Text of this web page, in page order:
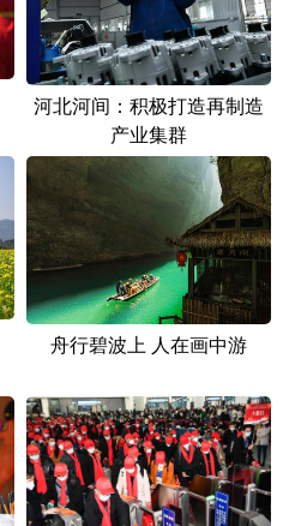
海南 重庆
云南 西藏
黑龙江
Français عربى
河北河间：积极打造再制造
产业集群
舟行碧波上 人在画中游